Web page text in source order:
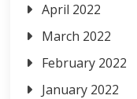
April 2022
March 2022
February 2022
January 2022